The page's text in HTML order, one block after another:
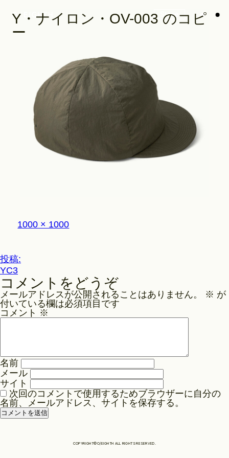
Store
Look
News
Store
Y・ナイロン・OV-003 のコピ
ー
フ
ル
ズ
1000 × 1000
投
稿
ナ
ビ
ゲ
ョ
ン
投稿:
YC3
コメントをどうぞ
メールアドレスが公開されることはありません。 ※ が
付いている欄は必須項目です
コメント ※
名前
メール
サイト
次回のコメントで使用するためブラウザーに自分の
名前、メールアドレス、サイトを保存する。
COPYRIGHT©O/EIGHTH ALL RIGHTS RESERVED.